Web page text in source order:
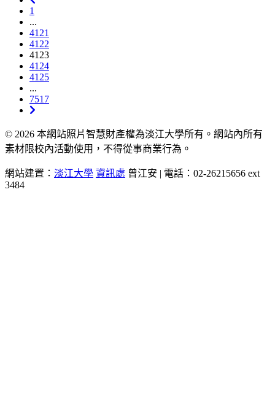
1
...
4121
4122
4123
4124
4125
...
7517
© 2026 本網站照片智慧財產權為淡江大學所有。網站內所有
素材限校內活動使用，不得從事商業行為。
網站建置： 淡江大學 資訊處 曾江安 | 電話：02-26215656 ext
3484